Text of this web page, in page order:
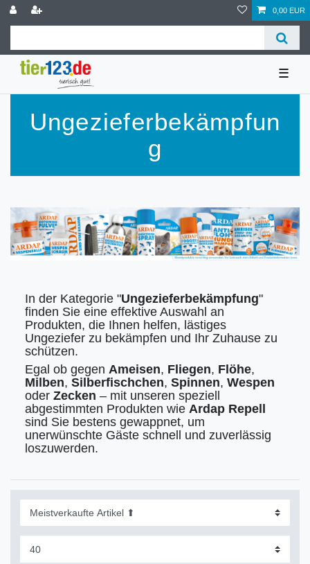
0,00 EUR
☰
Ungezieferbekämpfun
g
In der Kategorie "Ungezieferbekämpfung"
finden Sie eine effektive Auswahl an
Produkten, die Ihnen helfen, lästiges
Ungeziefer zu bekämpfen und Ihr Zuhause zu
schützen.
Egal ob gegen Ameisen, Fliegen, Flöhe,
Milben, Silberfischchen, Spinnen, Wespen
oder Zecken – mit unseren speziell
abgestimmten Produkten wie Ardap Repell
sind Sie bestens gewappnet, um
unerwünschte Gäste schnell und zuverlässig
loszuwerden.